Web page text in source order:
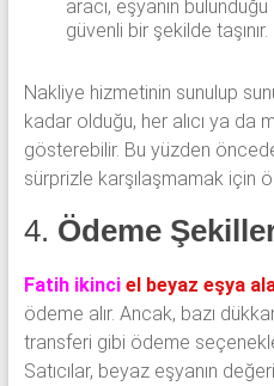
aracı, eşyanın
güvenli bir şekilde taşınır.
Nakliye hizmetinin sunulup
kadar olduğu, her alıcı ya da
gösterebilir. Bu yüzden
sürprizle karşılaşmamak için
4. Ödeme
Fatih ikinci el beyaz eşya
ödeme alır. Ancak, bazı
transferi gibi ödeme
Satıcılar, beyaz eşyanın